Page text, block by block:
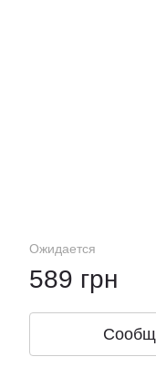
Ожидается
589 грн